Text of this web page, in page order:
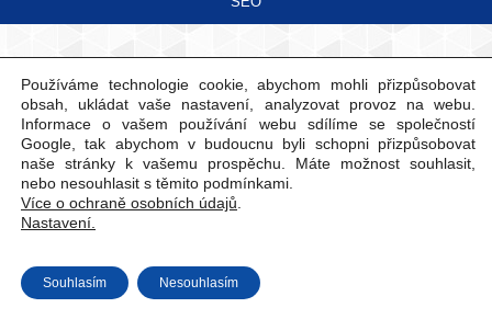
Používáme technologie cookie, abychom mohli přizpůsobovat
obsah, ukládat vaše nastavení, analyzovat provoz na webu.
Informace o vašem používání webu sdílíme se společností
Google, tak abychom v budoucnu byli schopni přizpůsobovat
naše stránky k vašemu prospěchu. Máte možnost souhlasit,
nebo nesouhlasit s těmito podmínkami.
Více o ochraně osobních údajů
Nastavení.
Souhlasím Nesouhlasím